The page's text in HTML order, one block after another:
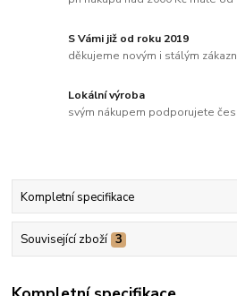
S Vámi již od roku 2019
děkujeme novým i stálým
Lokální výroba
svým nákupem podporujete
Kompletní specifikace
Související zboží 3